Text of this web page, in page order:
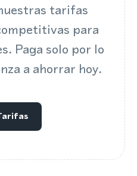
tarifas
para
Paga solo por lo
a ahorrar hoy.